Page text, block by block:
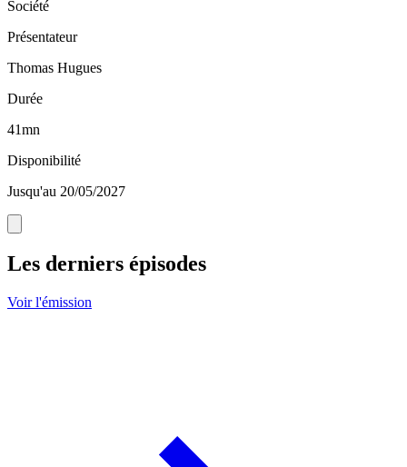
Société
Présentateur
Thomas Hugues
Durée
41mn
Disponibilité
Jusqu'au 20/05/2027
Les derniers épisodes
Voir l'émission